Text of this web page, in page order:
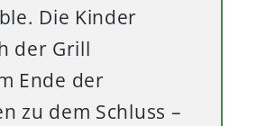
Die Kinder
der Grill
Ende der
zu dem Schluss –